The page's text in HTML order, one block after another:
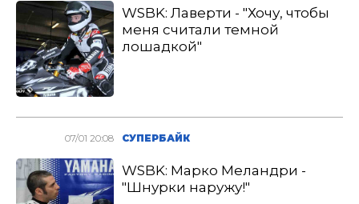
WSBK: Лаверти - "Хочу, чтобы
меня считали темной
лошадкой"
07/01 20:08 СУПЕРБАЙК
WSBK: Марко Меландри -
"Шнурки наружу!"